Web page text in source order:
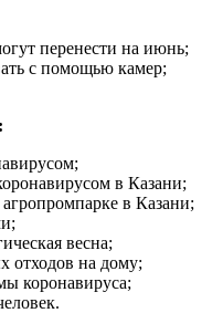
перенести на июнь;
с помощью камер;
в Казани;
в Казани;
весна;
отходов на дому;
коронавируса;